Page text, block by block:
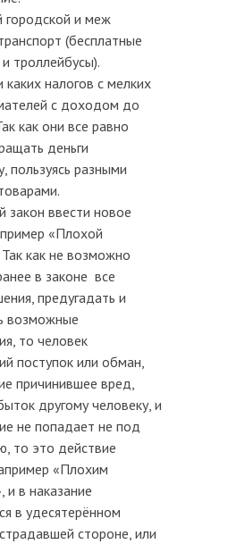
городской и меж
(бесплатные
троллейбусы).
каких налогов с мелких
с доходом до
как они все равно
деньги
пользуясь разными
закон ввести новое
«Плохой
как не возможно
в законе все
предугадать и
возможные
то человек
поступок или обман,
причинившее вред,
другому человеку, и
не попадает не под
то это действие
«Плохим
и в наказание
в удесятерённом
стороне, или